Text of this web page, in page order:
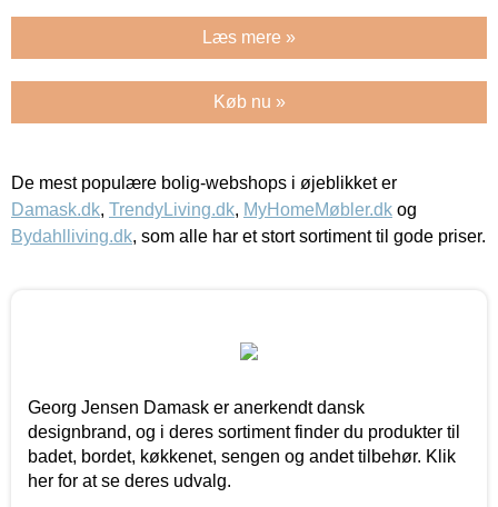
Læs mere »
Køb nu »
De mest populære bolig-webshops i øjeblikket er
Damask.dk, TrendyLiving.dk, MyHomeMøbler.dk og
Bydahlliving.dk, som alle har et stort sortiment til gode priser.
Georg Jensen Damask er anerkendt dansk
designbrand, og i deres sortiment finder du produkter til
badet, bordet, køkkenet, sengen og andet tilbehør. Klik
her for at se deres udvalg.